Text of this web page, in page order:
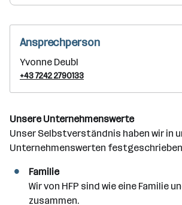
Ansprechperson
Yvonne Deubl
+43 7242 2790133
Unsere Unternehmens­werte
Unser Selbstverständnis haben wir in
Unternehmenswerten
Familie
Wir von HFP sind wie eine Familie
zusammen.